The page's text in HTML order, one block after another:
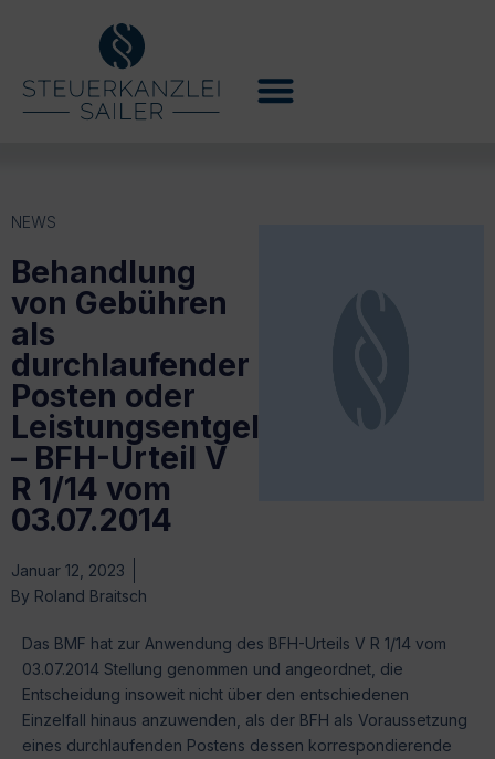
NEWS
Behandlung
von Gebühren
als
durchlaufender
Posten oder
Leistungsentgelt
– BFH-Urteil V
R 1/14 vom
03.07.2014
Januar 12, 2023
By Roland Braitsch
Das BMF hat zur Anwendung des BFH-Urteils V R 1/14 vom
03.07.2014 Stellung genommen und angeordnet, die
Entscheidung insoweit nicht über den entschiedenen
Einzelfall hinaus anzuwenden, als der BFH als Voraussetzung
eines durchlaufenden Postens dessen korrespondierende